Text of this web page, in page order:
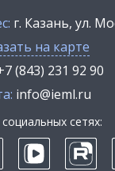
г. Казань, ул.
на карте
(843) 231 92 90
info@ieml.ru
сетях: